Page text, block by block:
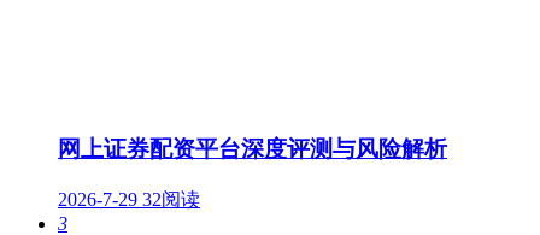
网上证券配资平台深度评测与风险解析
2026-7-29 32阅读
3